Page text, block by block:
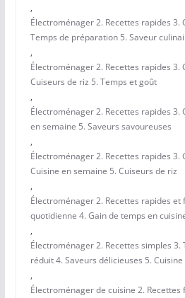
,
Électroménager 2. Recettes rapides 3.
Temps de préparation 5. Saveur
,
Électroménager 2. Recettes rapides 3.
Cuiseurs de riz 5. Temps et goût
,
Électroménager 2. Recettes rapides 3.
en semaine 5. Saveurs savoureuses
,
Électroménager 2. Recettes rapides 3.
Cuisine en semaine 5. Cuiseurs de riz
,
Électroménager 2. Recettes rapides et
quotidienne 4. Gain de temps en
,
Électroménager 2. Recettes simples
réduit 4. Saveurs délicieuses 5.
,
Électroménager de cuisine 2. Recettes